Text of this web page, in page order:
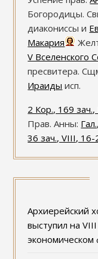
Богородицы.
диакониссы и
Макария
V Вселенского
пресвитера.
Ираиды исп.
2 Кор., 169
Прав. Анны:
36 зач., VIII, 16-
Архиерейский
выступил на
экономическом